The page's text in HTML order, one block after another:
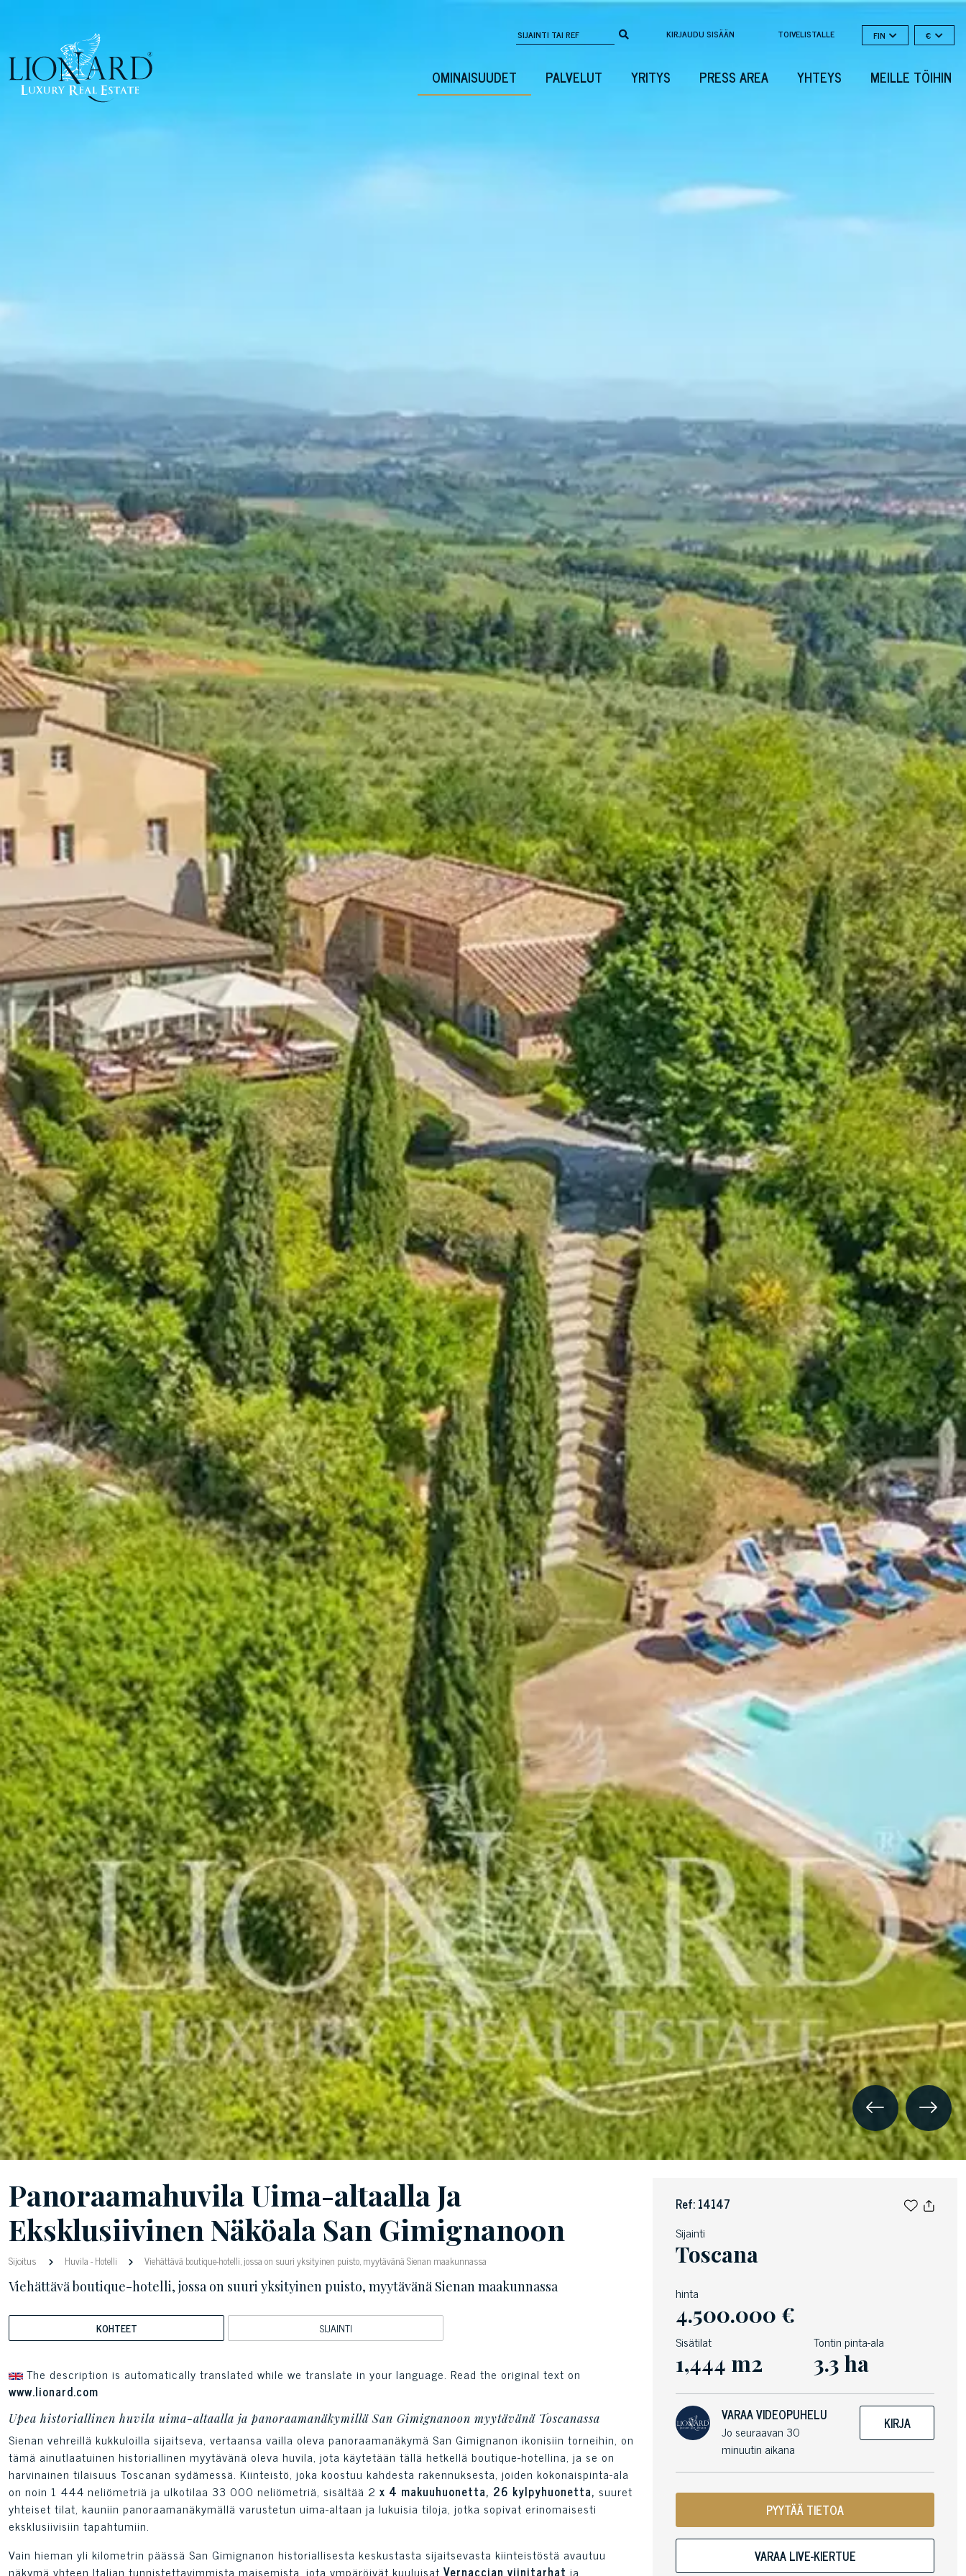
KIRJAUDU SISÄÄN TOIVELISTALLE FIN €
OMINAISUUDET PALVELUT YRITYS PRESS AREA YHTEYS MEILLE TÖIHIN
Panoraamahuvila Uima-altaalla Ja
Eksklusiivinen Näköala San Gimignanoon
Sijoitus Huvila-Hotelli Viehättävä boutique-hotelli, jossa on suuri yksityinen puisto, myytävänä Sienan maakunnassa
Viehättävä boutique-hotelli, jossa on suuri yksityinen puisto, myytävänä Sienan maakunnassa
KOHTEET SIJAINTI
The description is automatically translated while we translate in your language. Read the original text on
www.lionard.com
Upea historiallinen huvila uima-altaalla ja panoraamanäkymillä San Gimignanoon myytävänä Toscanassa
Sienan vehreillä kukkuloilla sijaitseva, vertaansa vailla oleva panoraamanäkymä San Gimignanon ikonisiin torneihin, on
tämä ainutlaatuinen historiallinen myytävänä oleva huvila, jota käytetään tällä hetkellä boutique-hotellina, ja se on
harvinainen tilaisuus Toscanan sydämessä. Kiinteistö, joka koostuu kahdesta rakennuksesta, joiden kokonaispinta-ala
on noin 1 444 neliömetriä ja ulkotilaa 33 000 neliömetriä, sisältää 2 x 4 makuuhuonetta, 26 kylpyhuonetta, suuret
yhteiset tilat, kauniin panoraamanäkymällä varustetun uima-altaan ja lukuisia tiloja, jotka sopivat erinomaisesti
eksklusiivisiin tapahtumiin.
Vain hieman yli kilometrin päässä San Gimignanon historiallisesta keskustasta sijaitsevasta kiinteistöstä avautuu
näkymä yhteen Italian tunnistettavimmista maisemista, jota ympäröivät kuuluisat Vernaccian viinitarhat ja
Ref: 14147
Sijainti
Toscana
hinta
4.500.000 €
Sisätilat
1,444 m2
Tontin pinta-ala
3.3 ha
VARAA VIDEOPUHELU
Jo seuraavan 30
minuutin aikana
KIRJA
PYYTÄÄ TIETOA
VARAA LIVE-KIERTUE